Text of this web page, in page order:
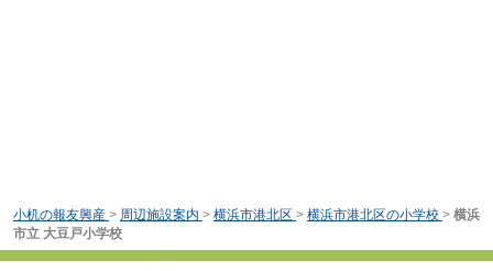
小机の報友興産 > 周辺施設案内 > 横浜市港北区 > 横浜市港北区の小学校 > 横浜
市立 大豆戸小学校